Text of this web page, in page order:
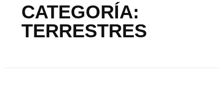
CATEGORÍA:
TERRESTRES